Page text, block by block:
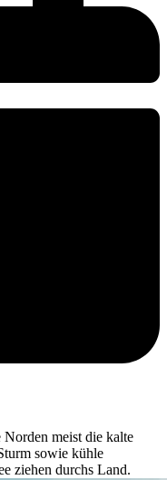
Norden meist die kalte
sowie kühle
ziehen durchs Land.